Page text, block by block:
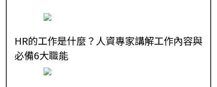
HR的工作是什麼？人資專家講解工作內容與
必備6大職能